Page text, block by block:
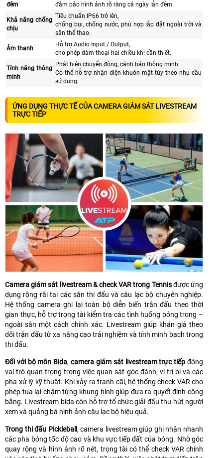
đêm
đảm bảo hình ảnh rõ ràng cả ngày lẫn đêm.
Khả năng chống
chịu
Tiêu chuẩn IP66 trở lên,
chống bụi, chống nước, phù hợp lắp đặt ngoài trời và
sân thể thao.
Âm thanh
Hỗ trợ Audio Input / Output,
cho phép đàm thoại hai chiều khi cần thiết.
Tính năng thông
minh
Phát hiện chuyển động, cảnh báo thông minh.
Có thể hỗ trợ nhận diện khuôn mặt tùy theo nhu cầu
sử dụng.
ỨNG DỤNG THỰC TẾ CỦA CAMERA GIÁM SÁT LIVESTREAM
TRỰC TIẾP
Camera giám sát livestream & check VAR trong Tennisđược ứng
dụng rộng rãi tại các sân thi đấu và câu lạc bộ chuyên nghiệp.
Hệ thống camera ghi lại toàn bộ diễn biến trận đấu theo thời
gian thực, hỗ trợ trọng tài kiểm tra các tình huống bóng trong –
ngoài sân một cách chính xác. Livestream giúp khán giả theo
dõi trận đấu từ xa nâng cao trải nghiệm và tính minh bạch trong
thi đấu.
Đối với bộ môn Bida,camera giám sát livestream trực tiếp đóng
vai trò quan trọng trong việc quan sát góc đánh, vị trí bi và các
pha xử lý kỹ thuật. Khi xảy ra tranh cãi, hệ thống check VAR cho
phép tua lại chậm từng khung hình giúp đưa ra quyết định công
bằng. Livestream bida còn hỗ trợ tổ chức giải đấu thu hút người
xem và quảng bá hình ảnh câu lạc bộ hiệu quả.
Trong thi đấu Pickleball , camera livestream giúp ghi nhận nhanh
các pha bóng tốc độ cao và khu vực tiếp đất của bóng. Nhờ góc
quay rộng và hình ảnh rõ nét, trọng tài có thể check VAR chính